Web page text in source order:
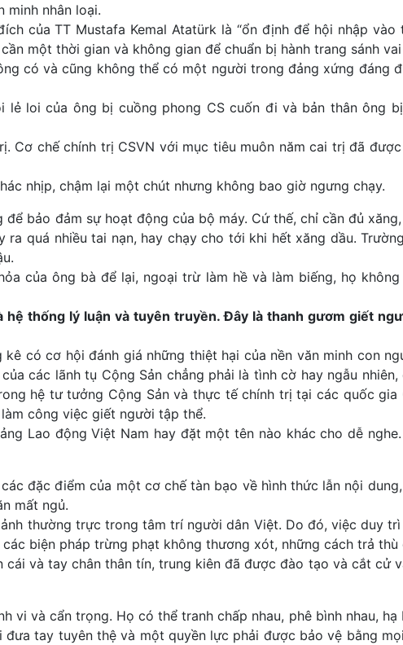
minh nhân loại.
của TT Mustafa Kemal Atatürk là “ổn định để hội nhập vào
một thời gian và không gian để chuẩn bị hành trang sánh
có và cũng không thể có một người trong đảng xứng đáng
loi của ông bị cuồng phong CS cuốn đi và bản thân ông
Cơ chế chính trị CSVN với mục tiêu muôn năm cai trị đã
nhịp, chậm lại một chút nhưng không bao giờ ngưng chạy.
bảo đảm sự hoạt động của bộ máy. Cứ thế, chỉ cần đủ
quá nhiều tai nạn, hay chạy cho tới khi hết xăng dầu.
của ông bà để lại, ngoại trừ làm hề và làm biếng, họ
thống lý luận và tuyên truyền. Đây là thanh gươm giết
có cơ hội đánh giá những thiệt hại của nền văn minh con
các lãnh tụ Cộng Sản chẳng phải là tình cờ hay ngẫu
hệ tư tưởng Cộng Sản và thực tế chính trị tại các quốc gia
công việc giết người tập thể.
Lao động Việt Nam hay đặt một tên nào khác cho dễ
đặc điểm của một cơ chế tàn bạo về hình thức lẫn nội
mất ngủ.
thường trực trong tâm trí người dân Việt. Do đó, việc duy
biện pháp trừng phạt không thương xót, những cách trả thù
và tay chân thân tín, trung kiên đã được đào tạo và cắt cử
và cẩn trọng. Họ có thể tranh chấp nhau, phê bình nhau,
tay tuyên thệ và một quyền lực phải được bảo vệ bằng